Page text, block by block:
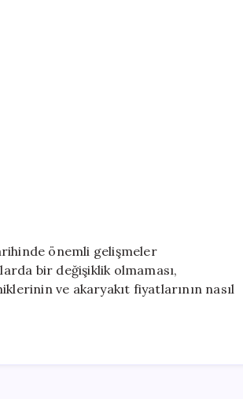
önemli gelişmeler
bir değişiklik olmaması,
ve akaryakıt fiyatlarının nasıl